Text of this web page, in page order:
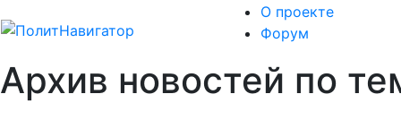
О проекте
Форум
Архив новостей по